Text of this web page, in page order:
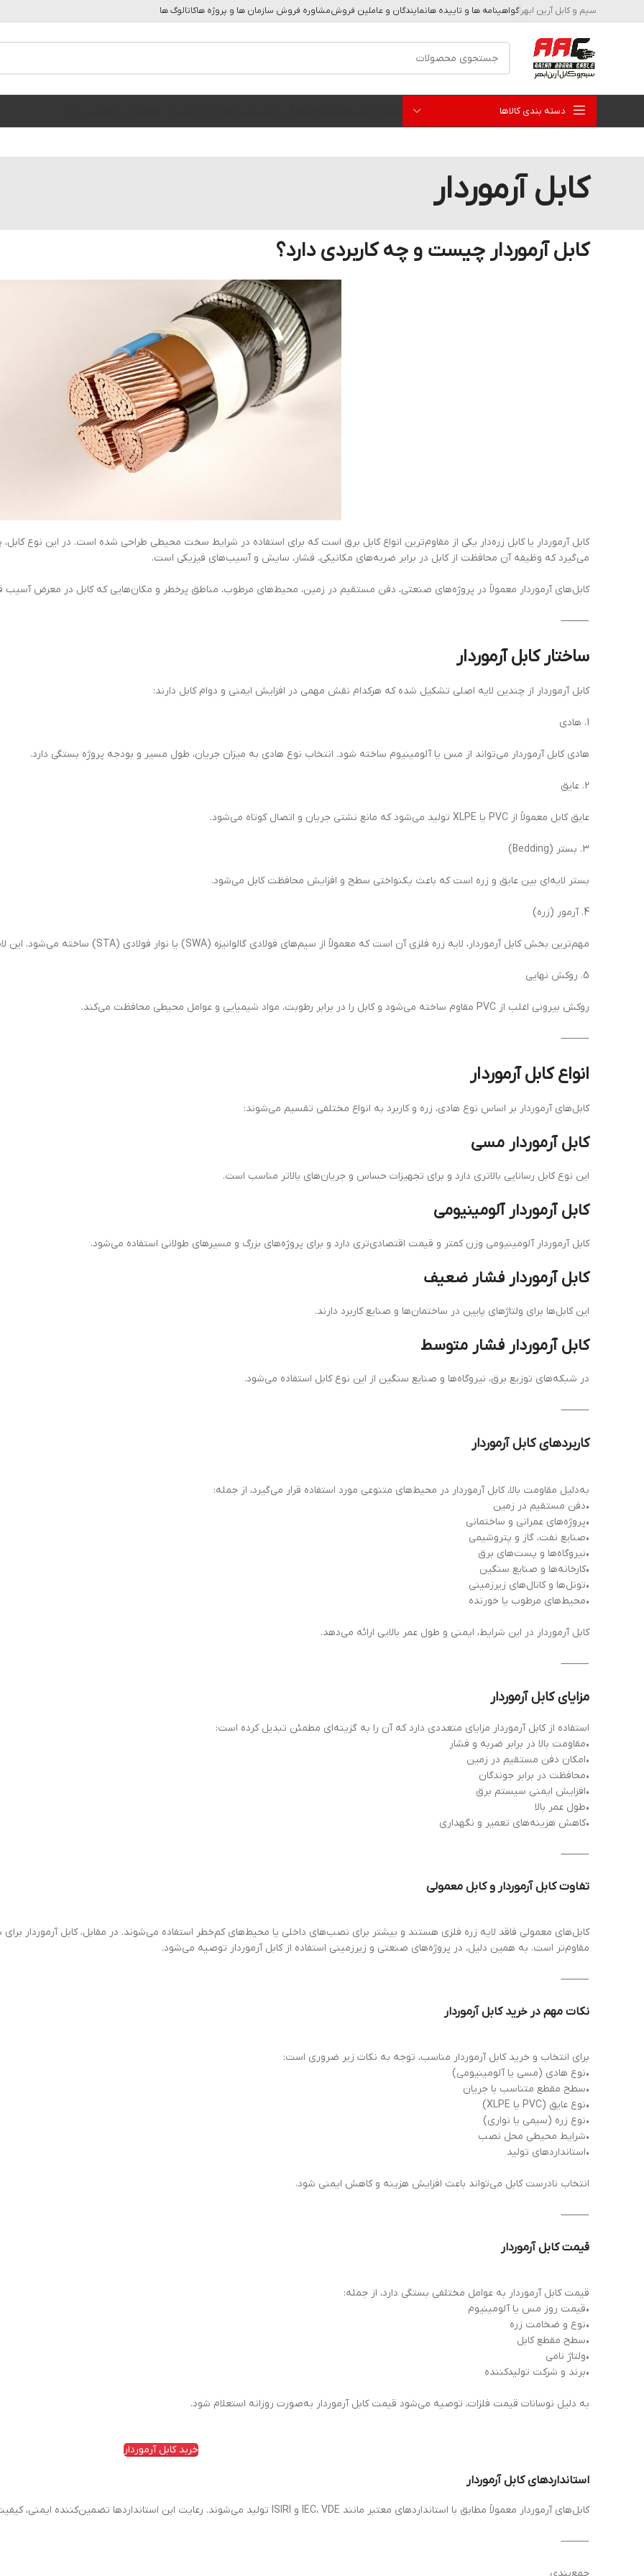
سیم و کابل آرین ابهر گواهینامه ها و تاییده هانمایندگان و عاملین فروشمشاوره فروش سازمان ها و پروژه هاکاتالوگ ها
دسته بندی کالاها
کابل آرموردار
کابل آرموردار چیست و چه کاربردی دارد؟
کابل آرموردار یا کابل زره‌دار یکی از مقاوم‌ترین انواع کابل برق است که برای استفاده در شرایط سخت محیطی طراحی شده است. در این نوع کابل،
می‌گیرد که وظیفه آن محافظت از کابل در برابر ضربه‌های مکانیکی، فشار، سایش و آسیب‌های فیزیکی است.
کابل‌های آرموردار معمولاً در پروژه‌های صنعتی، دفن مستقیم در زمین، محیط‌های مرطوب، مناطق پرخطر و مکان‌هایی که کابل در معرض آسیب
⸻
ساختار کابل آرموردار
کابل آرموردار از چندین لایه اصلی تشکیل شده که هرکدام نقش مهمی در افزایش ایمنی و دوام کابل دارند:
1. هادی
هادی کابل آرموردار می‌تواند از مس یا آلومینیوم ساخته شود. انتخاب نوع هادی به میزان جریان، طول مسیر و بودجه پروژه بستگی دارد.
2. عایق
عایق کابل معمولاً از PVC یا XLPE تولید می‌شود که مانع نشتی جریان و اتصال کوتاه می‌شود.
3. بستر (Bedding)
بستر لایه‌ای بین عایق و زره است که باعث یکنواختی سطح و افزایش محافظت کابل می‌شود.
4. آرمور (زره)
مهم‌ترین بخش کابل آرموردار، لایه زره فلزی آن است که معمولاً از سیم‌های فولادی گالوانیزه (SWA) یا نوار فولادی (STA) ساخته می‌شود. این لایه کابل را در برابر ضربه، فشار و جوندگان محافظت می‌کند.
5. روکش نهایی
روکش بیرونی اغلب از PVC مقاوم ساخته می‌شود و کابل را در برابر رطوبت، مواد شیمیایی و عوامل محیطی محافظت می‌کند.
⸻
انواع کابل آرموردار
کابل‌های آرموردار بر اساس نوع هادی، زره و کاربرد به انواع مختلفی تقسیم می‌شوند:
کابل آرموردار مسی
این نوع کابل رسانایی بالاتری دارد و برای تجهیزات حساس و جریان‌های بالاتر مناسب است.
کابل آرموردار آلومینیومی
کابل آرموردار آلومینیومی وزن کمتر و قیمت اقتصادی‌تری دارد و برای پروژه‌های بزرگ و مسیرهای طولانی استفاده می‌شود.
کابل آرموردار فشار ضعیف
این کابل‌ها برای ولتاژهای پایین در ساختمان‌ها و صنایع کاربرد دارند.
کابل آرموردار فشار متوسط
در شبکه‌های توزیع برق، نیروگاه‌ها و صنایع سنگین از این نوع کابل استفاده می‌شود.
⸻
کاربردهای کابل آرموردار
به‌دلیل مقاومت بالا، کابل آرموردار در محیط‌های متنوعی مورد استفاده قرار می‌گیرد، از جمله:
•دفن مستقیم در زمین
•پروژه‌های عمرانی و ساختمانی
•صنایع نفت، گاز و پتروشیمی
•نیروگاه‌ها و پست‌های برق
•کارخانه‌ها و صنایع سنگین
•تونل‌ها و کانال‌های زیرزمینی
•محیط‌های مرطوب یا خورنده
کابل آرموردار در این شرایط، ایمنی و طول عمر بالایی ارائه می‌دهد.
⸻
مزایای کابل آرموردار
استفاده از کابل آرموردار مزایای متعددی دارد که آن را به گزینه‌ای مطمئن تبدیل کرده است:
•مقاومت بالا در برابر ضربه و فشار
•امکان دفن مستقیم در زمین
•محافظت در برابر جوندگان
•افزایش ایمنی سیستم برق
•طول عمر بالا
•کاهش هزینه‌های تعمیر و نگهداری
⸻
تفاوت کابل آرموردار و کابل معمولی
کابل‌های معمولی فاقد لایه زره فلزی هستند و بیشتر برای نصب‌های داخلی یا محیط‌های کم‌خطر استفاده می‌شوند. در مقابل، کابل آرموردار
مقاوم‌تر است. به همین دلیل، در پروژه‌های صنعتی و زیرزمینی استفاده از کابل آرموردار توصیه می‌شود.
⸻
نکات مهم در خرید کابل آرموردار
برای انتخاب و خرید کابل آرموردار مناسب، توجه به نکات زیر ضروری است:
•نوع هادی (مسی یا آلومینیومی)
•سطح مقطع متناسب با جریان
•نوع عایق (PVC یا XLPE)
•نوع زره (سیمی یا نواری)
•شرایط محیطی محل نصب
•استانداردهای تولید
انتخاب نادرست کابل می‌تواند باعث افزایش هزینه و کاهش ایمنی شود.
⸻
قیمت کابل آرموردار
قیمت کابل آرموردار به عوامل مختلفی بستگی دارد، از جمله:
•قیمت روز مس یا آلومینیوم
•نوع و ضخامت زره
•سطح مقطع کابل
•ولتاژ نامی
•برند و شرکت تولیدکننده
به دلیل نوسانات قیمت فلزات، توصیه می‌شود قیمت کابل آرموردار به‌صورت روزانه استعلام شود.
خربد کابل آرموردار
استانداردهای کابل آرموردار
کابل‌های آرموردار معمولاً مطابق با استانداردهای معتبر مانند IEC، VDE و ISIRI تولید می‌شوند. رعایت این استانداردها تضمین‌کننده ایمنی، کیفیت و عملکرد صحیح کابل در شرایط سخت است.
⸻
جمع‌بندی